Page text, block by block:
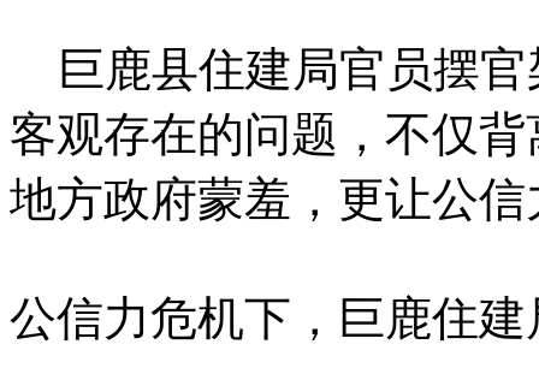
巨鹿县住建局官员摆官
客观存在的问题，不仅
地方政府蒙羞，更让公
公信力危机下，巨鹿住